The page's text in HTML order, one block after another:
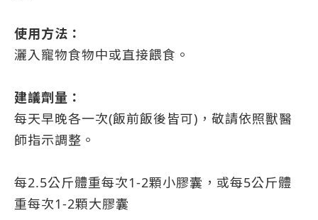
使用方法：
灑入寵物食物中或直接餵食。
建議劑量：
每天早晚各一次(飯前飯後皆可)，敬請依照獸醫
師指示調整。
每2.5公斤體重每次1-2顆小膠囊，或每5公斤體
重每次1-2顆大膠囊